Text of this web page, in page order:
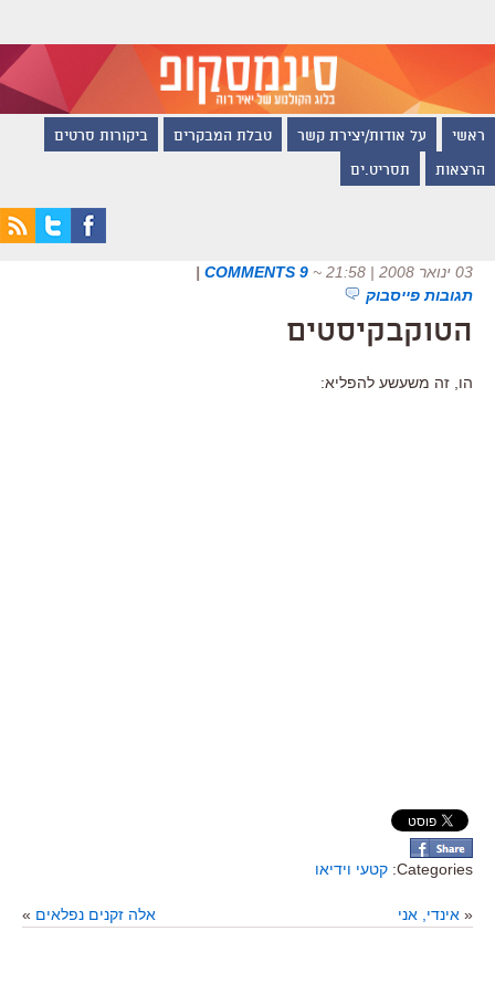
ראשי על אודות/יצירת קשר טבלת המבקרים ביקורות סרטים
הרצאות תסריט.ים
03 ינואר 2008 | 21:58 ~
9 COMMENTS
|
תגובות פייסבוק
הטוקבקיסטים
הו, זה משעשע להפליא:
Categories: קטעי וידיאו
« אינדי, אני אלה זקנים נפלאים »